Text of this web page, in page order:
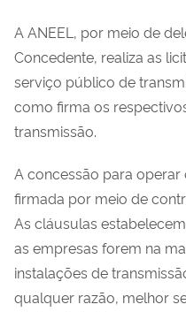
A ANEEL, por meio de
Concedente, realiza as
serviço público de
como firma os
transmissão.
A concessão para operar
firmada por meio de
As cláusulas
as empresas forem na
instalações de
qualquer razão, melhor